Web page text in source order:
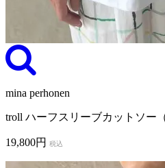
mina perhonen
troll ハーフスリーブカットソー
19,800円 税込